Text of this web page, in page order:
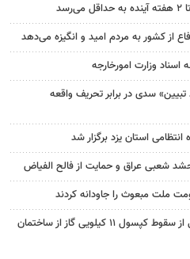
از کشور به مردم امید و انگیزه می‌دهد
اسناد وزارت امورخارجه
سدی در برابر تحریف واقعه
انتظامی استان یزد برگزار شد
شعبی عراق و حمایت از فالح الفیاض
ملت مبعوث را جاودانه کردند
روایت سخنگوی آتش نشانی از سقوط کپسول ۱۱ کیلویی گاز از ساختمان